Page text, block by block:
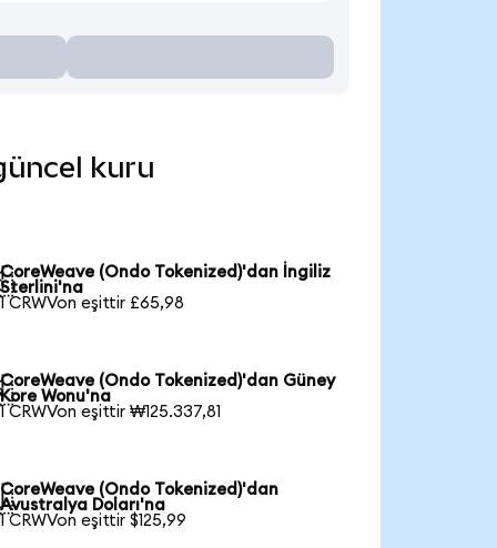
kuru
CoreWeave (Ondo Tokenized)'dan İngiliz
Sterlini'na
1 CRWVon eşittir £65,98
CoreWeave (Ondo Tokenized)'dan Güney
Kore Wonu'na
1 CRWVon eşittir ₩125.337,81
CoreWeave (Ondo Tokenized)'dan
Avustralya Doları'na
1 CRWVon eşittir $125,99